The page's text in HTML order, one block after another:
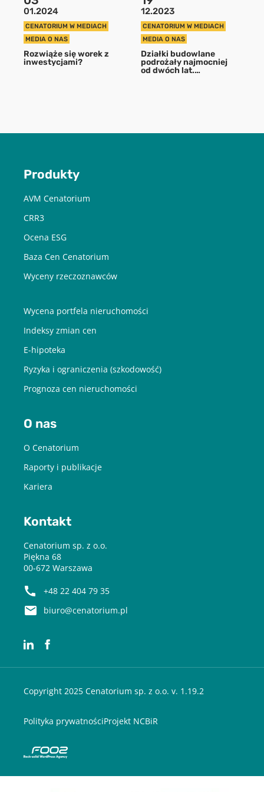
POBIERZ
Chcę otrzymywać treści o charakterze marketingowym drogą e-
mail od Cenatorium Sp. z o.o. z siedzibą w Warszawie. Mam
01.2024
CENATORIUM W MEDIACH
MEDIA O NAS
Rozwiąże się worek z
inwestycjami?
12.2023
CENATORIUM W MEDIACH
MEDIA O NAS
Działki budowlane
podrożały najmocniej
od dwóch lat.
Produkty
AVM Cenatorium
CRR3
Ocena ESG
Baza Cen Cenatorium
Wyceny rzeczoznawców
Wycena portfela nieruchomości
Indeksy zmian cen
E-hipoteka
Ryzyka i ograniczenia (szkodowość)
Prognoza cen nieruchomości
O nas
O Cenatorium
Raporty i publikacje
Kariera
Kontakt
Cenatorium sp. z o.o.
Piękna 68
00-672 Warszawa
+48 22 404 79 35
biuro@cenatorium.pl
Copyright 2025 Cenatorium sp. z o.o. v. 1.19.2
Polityka prywatnościProjekt NCBiR